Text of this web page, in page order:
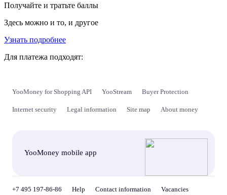
Получайте и тратьте баллы
Здесь можно и то, и другое
Узнать подробнее
Для платежа подходят:
YooMoney for Shopping API YooStream Buyer Protection
Internet security Legal information Site map About money
YooMoney mobile app
+7 495 197-86-86 Help Contact information Vacancies